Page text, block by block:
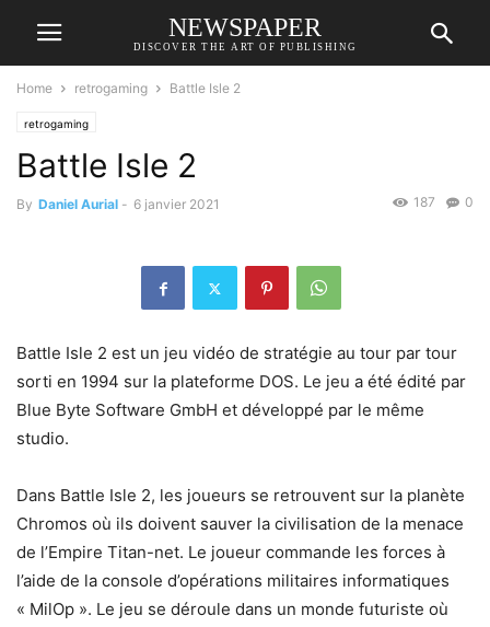
NEWSPAPER
DISCOVER THE ART OF PUBLISHING
Home retrogaming Battle Isle 2
retrogaming
Battle Isle 2
By Daniel Aurial - 6 janvier 2021 0
187
Battle Isle 2 est un jeu vidéo de stratégie au tour par tour
sorti en 1994 sur la plateforme DOS. Le jeu a été édité par
Blue Byte Software GmbH et développé par le même
studio.
Dans Battle Isle 2, les joueurs se retrouvent sur la planète
Chromos où ils doivent sauver la civilisation de la menace
de l’Empire Titan-net. Le joueur commande les forces à
l’aide de la console d’opérations militaires informatiques
« MilOp ». Le jeu se déroule dans un monde futuriste où